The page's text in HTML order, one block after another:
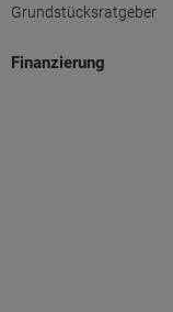
Grundstücksratgeber
Finanzierung